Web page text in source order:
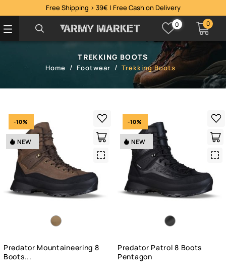
Free Shipping > 39€ | Free Cash on Delivery
0 0
TREKKING BOOTS
Home Footwear Trekking Boots
Predator Mountaineering 8
Boots...
Quick
-10%
NEW
Predator Patrol 8 Boots
Pentagon
-10%
NEW